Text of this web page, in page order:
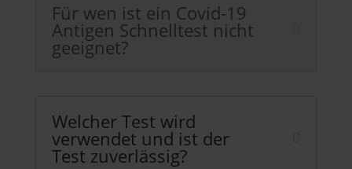
Für wen ist ein Covid-19
Antigen Schnelltest nicht
geeignet?
Welcher Test wird
verwendet und ist der
Test zuverlässig?